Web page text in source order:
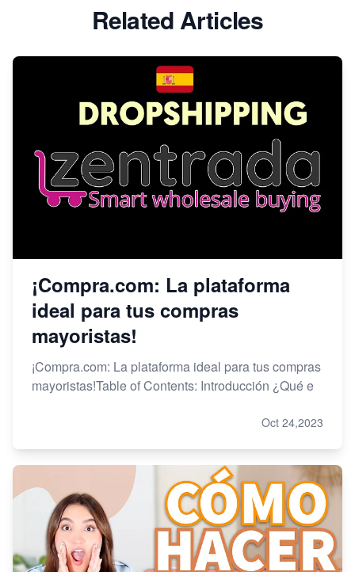
Related Articles
¡Compra.com: La plataforma
ideal para tus compras
mayoristas!
¡Compra.com: La plataforma ideal para tus compras
mayoristas!Table of Contents: Introducción ¿Qué e
Oct 24,2023